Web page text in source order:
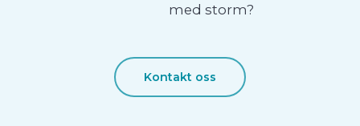
med storm?
Kontakt oss